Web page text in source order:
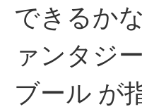
できるか
ァンタジ
ブール が